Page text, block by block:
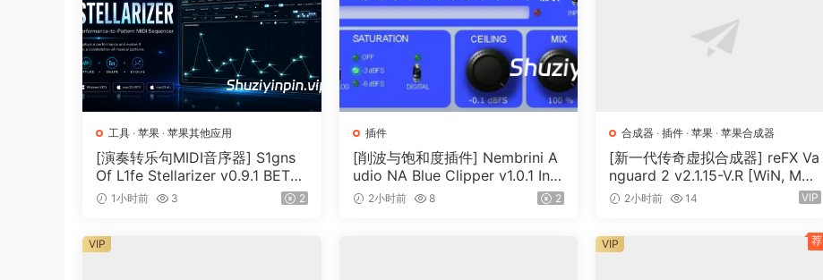
工具 · 苹果 · 苹果其他应用
[演奏转乐句MIDI音序器] S1gns
Of L1fe Stellarizer v0.9.1 BETA-
ARCADiA [WiN, MacOSX]（22
1小时前 3 2
插件
[削波与饱和度插件] Nembrini A
udio NA Blue Clipper v1.0.1 Incl
Keygen-R2R [WiN]（11.2MB）
2小时前 8 2
合成器 ·插件 ·苹果 ·苹果合成器
[新一代传奇虚拟合成器] reFX Va
nguard 2 v2.1.15-V.R [WiN, Mac
OSX]（184MB+240MB）
2小时前 14 VIP
VIP VIP 荐